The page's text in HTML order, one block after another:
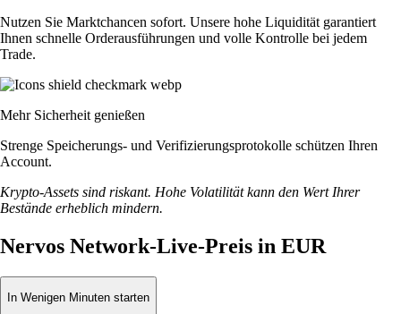
Nutzen Sie Marktchancen sofort. Unsere hohe Liquidität garantiert
Ihnen schnelle Orderausführungen und volle Kontrolle bei jedem
Trade.
Mehr Sicherheit genießen
Strenge Speicherungs- und Verifizierungsprotokolle schützen Ihren
Account.
Krypto-Assets sind riskant. Hohe Volatilität kann den Wert Ihrer
Bestände erheblich mindern.
Nervos Network-Live-Preis in EUR
In Wenigen Minuten starten